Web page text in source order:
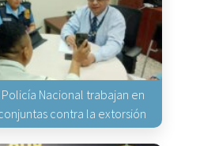
Nacional trabajan en
contra la extorsión